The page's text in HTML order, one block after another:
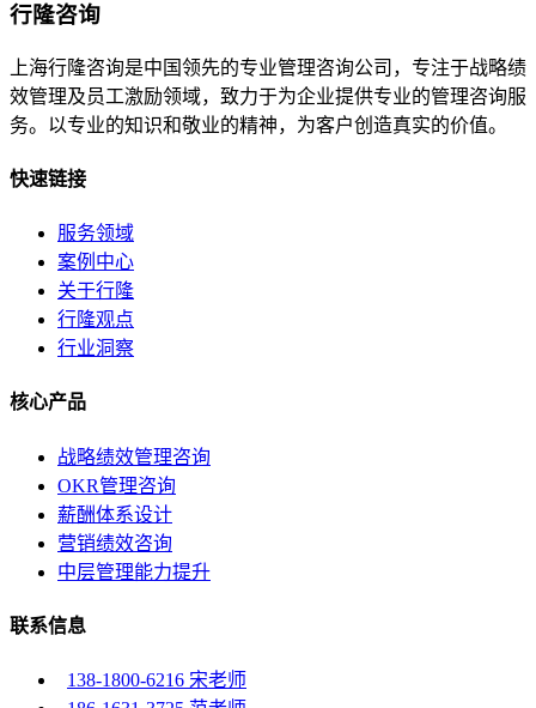
行隆咨询
上海行隆咨询是中国领先的专业管理咨询公司，专注于战略绩
效管理及员工激励领域，致力于为企业提供专业的管理咨询服
务。以专业的知识和敬业的精神，为客户创造真实的价值。
快速链接
服务领域
案例中心
关于行隆
行隆观点
行业洞察
核心产品
战略绩效管理咨询
OKR管理咨询
薪酬体系设计
营销绩效咨询
中层管理能力提升
联系信息
138-1800-6216 宋老师